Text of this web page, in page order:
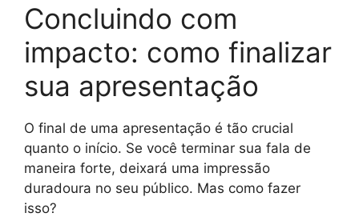
Concluindo com
impacto: como finalizar
sua apresentação
O final de uma apresentação é tão crucial
quanto o início. Se você terminar sua fala de
maneira forte, deixará uma impressão
duradoura no seu público. Mas como fazer
isso?